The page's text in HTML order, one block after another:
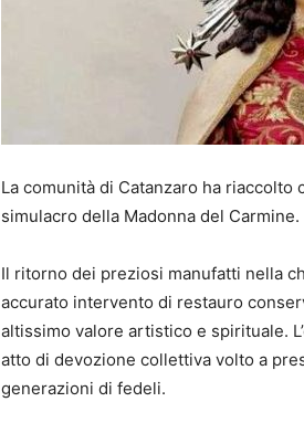
La comunità di Catanzaro ha
simulacro della Madonna del Carmine.
Il ritorno dei preziosi manufatti nella
accurato intervento di restauro
altissimo valore artistico e spirituale.
atto di devozione collettiva volto a
generazioni di fedeli.